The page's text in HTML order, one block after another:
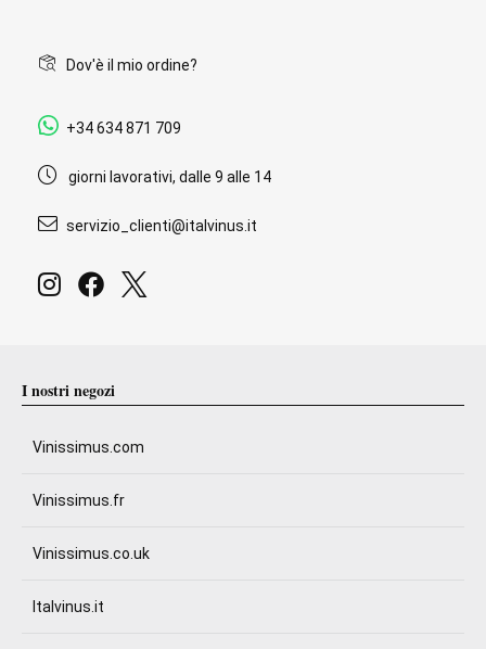
Dov'è il mio ordine?
+34 634 871 709
giorni lavorativi, dalle 9 alle 14
servizio_clienti@italvinus.it
I nostri negozi
Vinissimus.com
Vinissimus.fr
Vinissimus.co.uk
Italvinus.it